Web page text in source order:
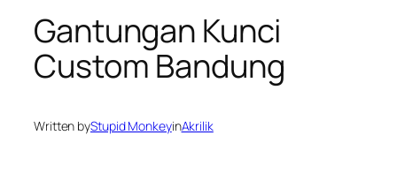
Gantungan Kunci
Custom Bandung
Written byStupid MonkeyinAkrilik